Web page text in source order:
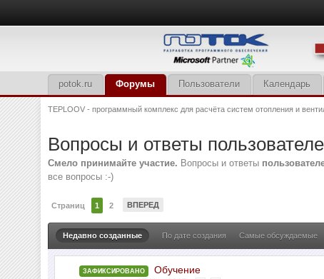
potok.ru Форумы Пользователи Календарь
TEPLOOV - программный комплекс для расчёта систем отопления и
Вопросы и ответы
Смело принимайте участие. Вопросы и ответы
все вопросы :-)
Страниц 1 2 ВПЕРЕД
Недавно созданные По дате создания Самые обсуждаемые
ЗАФИКСИРОВАНО Обучение